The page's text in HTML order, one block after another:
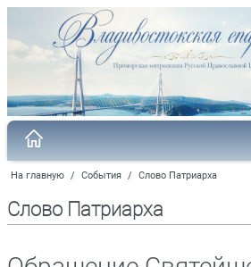
На главную / События / Слово Патриарха
Слово Патриарха